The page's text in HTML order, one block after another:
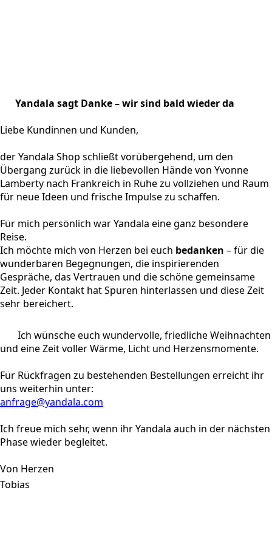
Yandala sagt Danke – wir sind bald wieder da
Liebe Kundinnen und Kunden,
der Yandala Shop schließt vorübergehend, um den
Übergang zurück in die liebevollen Hände von Yvonne
Lamberty nach Frankreich in Ruhe zu vollziehen und Raum
für neue Ideen und frische Impulse zu schaffen.
Für mich persönlich war Yandala eine ganz besondere
Reise.
Ich möchte mich von Herzen bei euch bedanken – für die
wunderbaren Begegnungen, die inspirierenden
Gespräche, das Vertrauen und die schöne gemeinsame
Zeit. Jeder Kontakt hat Spuren hinterlassen und diese Zeit
sehr bereichert.
Ich wünsche euch wundervolle, friedliche Weihnachten
und eine Zeit voller Wärme, Licht und Herzensmomente.
Für Rückfragen zu bestehenden Bestellungen erreicht ihr
uns weiterhin unter:
anfrage@yandala.com
Ich freue mich sehr, wenn ihr Yandala auch in der nächsten
Phase wieder begleitet.
Von Herzen
Tobias